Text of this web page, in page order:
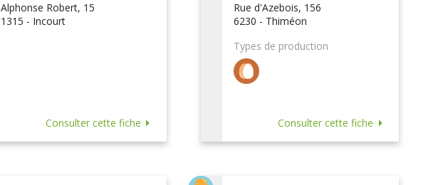
Alphonse Robert, 15
1315 - Incourt
Consulter cette fiche
Rue d'Azebois, 156
6230 - Thiméon
Types de production
Consulter cette fiche